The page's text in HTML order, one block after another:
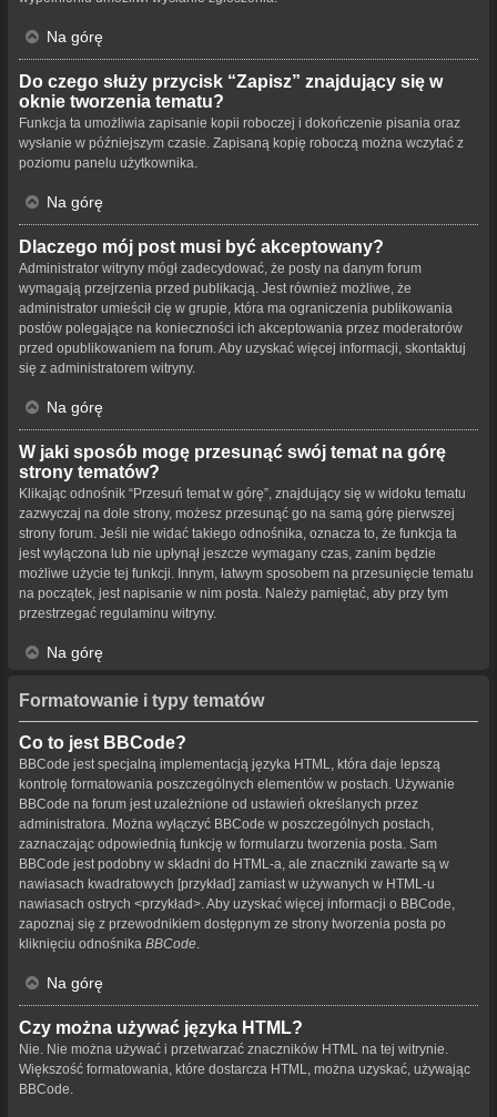
Na górę
Do czego służy przycisk “Zapisz” znajdujący się w
oknie tworzenia tematu?
Funkcja ta umożliwia zapisanie kopii roboczej i dokończenie pisania oraz
wysłanie w późniejszym czasie. Zapisaną kopię roboczą można wczytać z
poziomu panelu użytkownika.
Na górę
Dlaczego mój post musi być akceptowany?
Administrator witryny mógł zadecydować, że posty na danym forum
wymagają przejrzenia przed publikacją. Jest również możliwe, że
administrator umieścił cię w grupie, która ma ograniczenia publikowania
postów polegające na konieczności ich akceptowania przez moderatorów
przed opublikowaniem na forum. Aby uzyskać więcej informacji, skontaktuj
się z administratorem witryny.
Na górę
W jaki sposób mogę przesunąć swój temat na górę
strony tematów?
Klikając odnośnik “Przesuń temat w górę”, znajdujący się w widoku tematu
zazwyczaj na dole strony, możesz przesunąć go na samą górę pierwszej
strony forum. Jeśli nie widać takiego odnośnika, oznacza to, że funkcja ta
jest wyłączona lub nie upłynął jeszcze wymagany czas, zanim będzie
możliwe użycie tej funkcji. Innym, łatwym sposobem na przesunięcie tematu
na początek, jest napisanie w nim posta. Należy pamiętać, aby przy tym
przestrzegać regulaminu witryny.
Na górę
Formatowanie i typy tematów
Co to jest BBCode?
BBCode jest specjalną implementacją języka HTML, która daje lepszą
kontrolę formatowania poszczególnych elementów w postach. Używanie
BBCode na forum jest uzależnione od ustawień określanych przez
administratora. Można wyłączyć BBCode w poszczególnych postach,
zaznaczając odpowiednią funkcję w formularzu tworzenia posta. Sam
BBCode jest podobny w składni do HTML-a, ale znaczniki zawarte są w
nawiasach kwadratowych [przykład] zamiast w używanych w HTML-u
nawiasach ostrych <przykład>. Aby uzyskać więcej informacji o BBCode,
zapoznaj się z przewodnikiem dostępnym ze strony tworzenia posta po
kliknięciu odnośnika BBCode
Na górę
Czy można używać języka HTML?
Nie. Nie można używać i przetwarzać znaczników HTML na tej witrynie.
Większość formatowania, które dostarcza HTML, można uzyskać, używając
BBCode.